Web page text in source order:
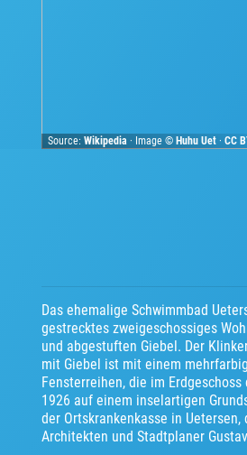
Source:Wikipedia · Image ©Huhu Uet ·CC
Das ehemalige Schwimmbad
gestrecktes zweigeschossiges
und abgestuften Giebel. Der
mit Giebel ist mit einem
Fensterreihen, die im
1926 auf einem inselartigen
der Ortskrankenkasse in
Architekten und Stadtplaner